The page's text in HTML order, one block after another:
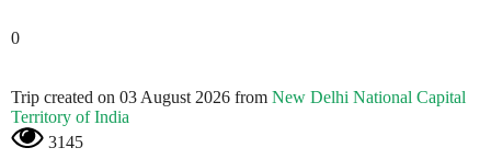
0
Trip created on 03 August 2026 from New Delhi National Capital
Territory of India
3145